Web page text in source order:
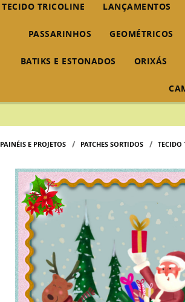
TECIDO TRICOLINE LANÇAMENTOS
PASSARINHOS GEOMÉTRICOS
BATIKS E ESTONADOS ORIXÁS
PAINÉIS E PROJETOS PATCHES SORTIDOS TECIDO